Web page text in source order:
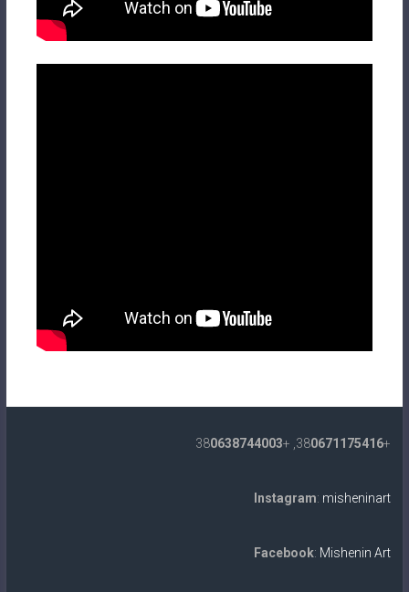
+38
0671175416
, +38
0638744003
Instagram: misheninart
Facebook: Mishenin Art